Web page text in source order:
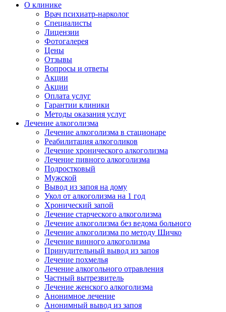
О клинике
Врач психиатр-нарколог
Специалисты
Лицензии
Фотогалерея
Цены
Отзывы
Вопросы и ответы
Акции
Акции
Оплата услуг
Гарантии клиники
Методы оказания услуг
Лечение алкоголизма
Лечение алкоголизма в стационаре
Реабилитация алкоголиков
Лечение хронического алкоголизма
Лечение пивного алкоголизма
Подростковый
Мужской
Вывод из запоя на дому
Укол от алкоголизма на 1 год
Хронический запой
Лечение старческого алкоголизма
Лечение алкоголизма без ведома больного
Лечение алкоголизма по методу Шичко
Лечение винного алкоголизма
Принудительный вывод из запоя
Лечение похмелья
Лечение алкогольного отравления
Частный вытрезвитель
Лечение женского алкоголизма
Анонимное лечение
Анонимный вывод из запоя